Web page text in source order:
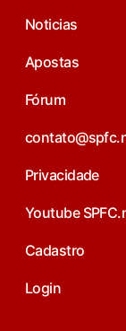
Noticias
Apostas
Fórum
Privacidade
Youtube
Cadastro
Login